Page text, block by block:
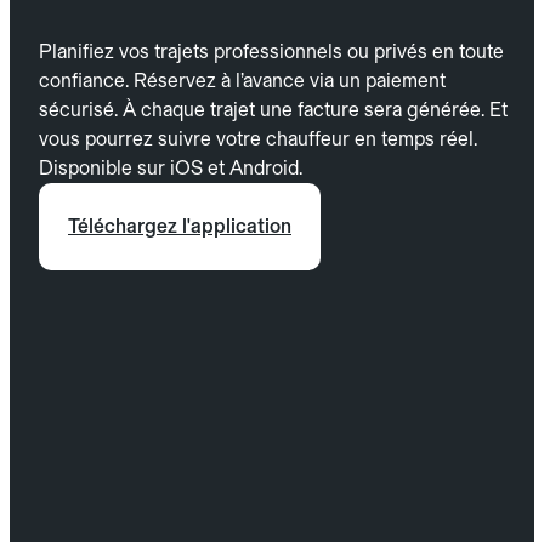
Planifiez vos trajets professionnels ou privés en toute
confiance. Réservez à l’avance via un paiement
sécurisé. À chaque trajet une facture sera générée. Et
vous pourrez suivre votre chauffeur en temps réel.
Disponible sur iOS et Android.
Téléchargez l'application